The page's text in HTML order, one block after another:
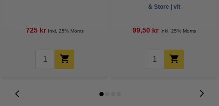
725 kr Inkl. 25% Moms
& Store | vit
99,50 kr Inkl. 25% Moms